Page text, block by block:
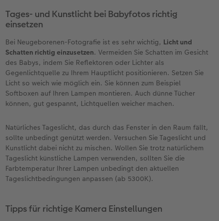
Tages- und Kunstlicht bei Babyfotos richtig
einsetzen
Bei Neugeborenen-Fotografie ist es sehr wichtig, Licht und
Schatten richtig einzusetzen. Vermeiden Sie Schatten im Gesicht
des Babys, indem Sie Reflektoren oder Lichter als
Gegenlichtquelle zu Ihrem Hauptlicht positionieren. Setzen Sie
Licht so weich wie möglich ein. Sie können zum Beispiel
Softboxen auf Ihren Lampen montieren. Auch dünne Tücher
können, gut gespannt, Lichtquellen weicher machen.
Natürliches Tageslicht, das durch das Fenster in den Raum fällt,
sollte unbedingt genützt werden. Versuchen Sie Tageslicht und
Kunstlicht dabei nicht zu mischen. Wollen Sie trotz natürlichem
Tageslicht künstliche Lampen verwenden, sollten Sie die
Farbtemperatur Ihrer Lampen unbedingt den aktuellen
Tageslichtbedingungen anpassen (ab 5300K).
Tipps für richtige Kamera Einstellungen